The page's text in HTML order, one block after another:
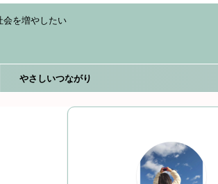
会を増やしたい
やさしいつながり